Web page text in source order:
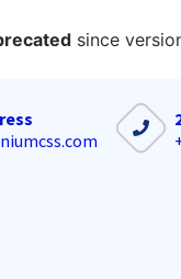
since